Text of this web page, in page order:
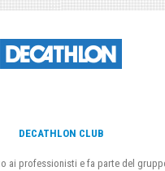
DECATHLON CLUB
ai professionisti e fa parte del